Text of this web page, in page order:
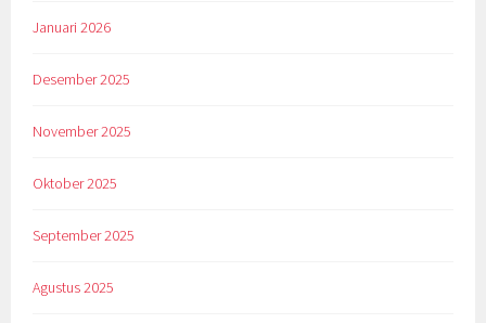
Januari 2026
Desember 2025
November 2025
Oktober 2025
September 2025
Agustus 2025